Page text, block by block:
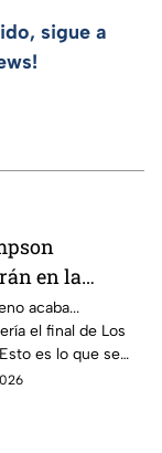
sigue a
en la
40? Actriz
da
acaba...
el final de Los
es lo que se